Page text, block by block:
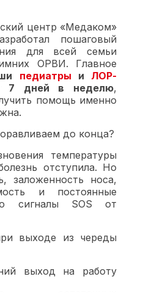
центр «Медаком»
пошаговый
для всей семьи
ОРВИ. Главное
педиатры и ЛОР-
7 дней в неделю,
помощь именно
до конца?
температуры
отступила. Но
заложенность носа,
и постоянные
сигналы SOS от
выходе из череды
выход на работу